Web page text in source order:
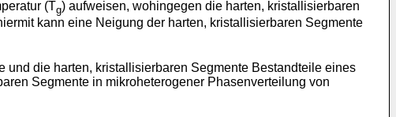
(Tg) aufweisen, wohingegen die harten, kristallisierbaren
kann eine Neigung der harten, kristallisierbaren Segmente
die harten, kristallisierbaren Segmente Bestandteile eines
Segmente in mikroheterogener Phasenverteilung von